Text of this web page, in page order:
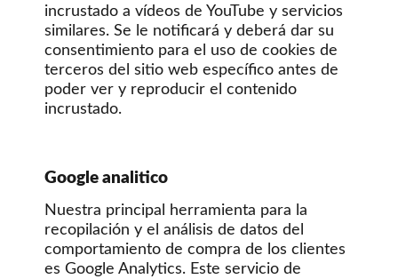
incrustado a vídeos de YouTube y servicios
similares. Se le notificará y deberá dar su
consentimiento para el uso de cookies de
terceros del sitio web específico antes de
poder ver y reproducir el contenido
incrustado.
Google analitico
Nuestra principal herramienta para la
recopilación y el análisis de datos del
comportamiento de compra de los clientes
es Google Analytics. Este servicio de